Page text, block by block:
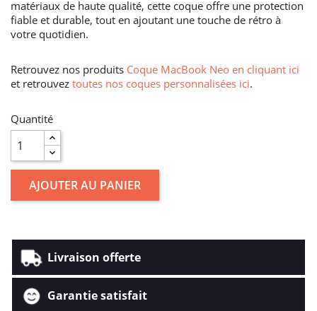
matériaux de haute qualité, cette coque offre une protection
fiable et durable, tout en ajoutant une touche de rétro à
votre quotidien.
Retrouvez nos produits Coque MacBook Neo en cliquant ici
et retrouvez toutes nos coques personnalisées ici.
Quantité
AJOUTER AU PANIER
Livraison offerte
Garantie satisfait